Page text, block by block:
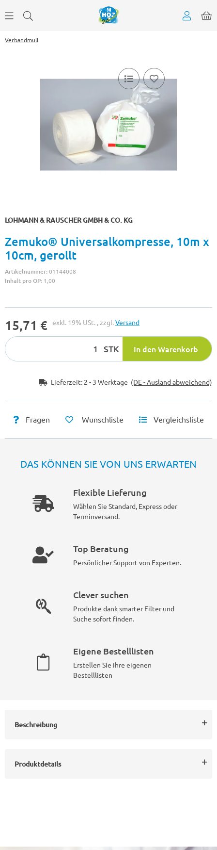
Verbandmull
LOHMANN & RAUSCHER GMBH & CO. KG
Zemuko® Universalkompresse, 10m x
10cm, gerollt
Artikelnummer:01144008
Inhalt pro OP: 1,00
15,71 € exkl. 19% USt. , zzgl.Versand
STK In den Warenkorb
Lieferzeit: 2 - 3 Werktage (DE - Ausland abweichend)
Fragen Wunschliste Vergleichsliste
DAS KÖNNEN SIE VON UNS ERWARTEN
Flexible Lieferung
Wählen Sie Standard, Express oder
Terminversand.
Top Beratung
Persönlicher Support von Experten.
Clever suchen
Produkte dank smarter Filter und
Suche sofort finden.
Eigene Bestelllisten
Erstellen Sie ihre eigenen
Bestelllisten
Beschreibung
Produktdetails